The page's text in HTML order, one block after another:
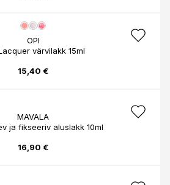
OPI
värvilakk 15ml
15,40 €
MAVALA
ja fikseeriv aluslakk 10ml
16,90 €